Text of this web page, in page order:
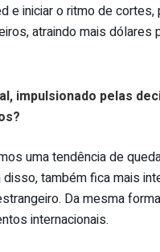
e iniciar o ritmo de
atraindo mais dólares
impulsionado pelas
uma tendência de
também fica mais
Da mesma
internacionais.